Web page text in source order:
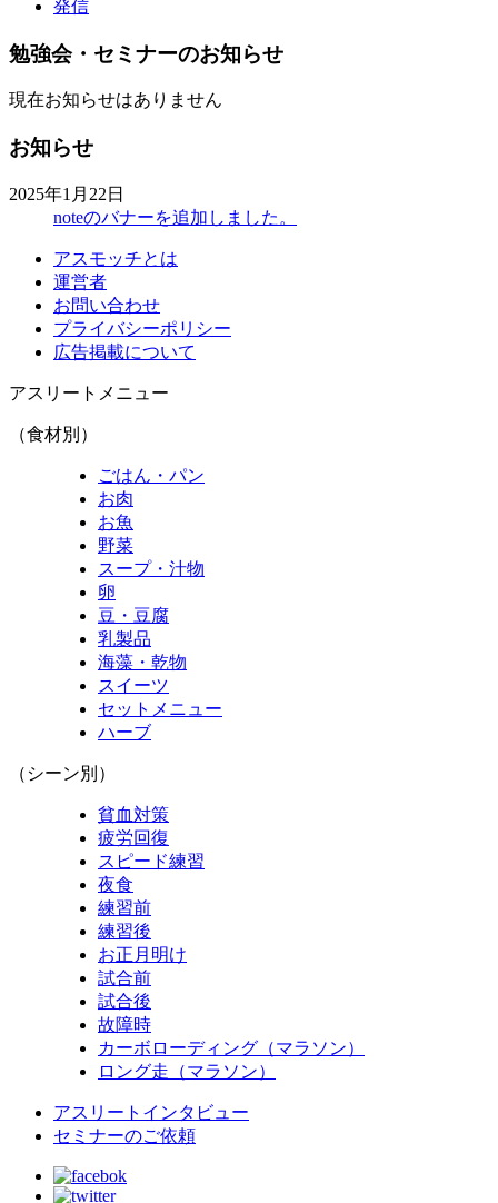
勉強会・セミナーのお知らせ
現在お知らせはありません
お知らせ
2025年1月22日
noteのバナーを追加しました。
アスモッチとは
運営者
お問い合わせ
プライバシーポリシー
広告掲載について
アスリートメニュー
（食材別）
ごはん・パン
お肉
お魚
野菜
スープ・汁物
卵
豆・豆腐
乳製品
海藻・乾物
スイーツ
セットメニュー
ハーブ
（シーン別）
貧血対策
疲労回復
スピード練習
夜食
練習前
練習後
お正月明け
試合前
試合後
故障時
カーボローディング（マラソン）
ロング走（マラソン）
アスリートインタビュー
セミナーのご依頼